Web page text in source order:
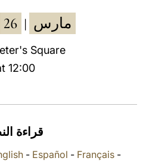
مارس 26
Square
12:00
قراءة
- Español - Français-